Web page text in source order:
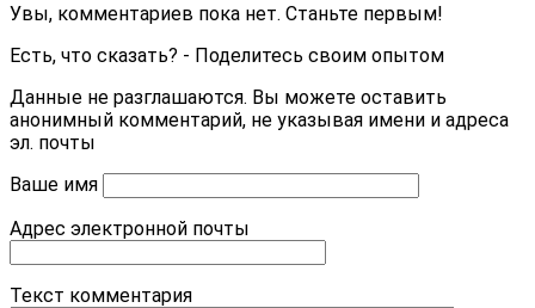
Увы, комментариев пока нет. Станьте первым!
Есть, что сказать? - Поделитесь своим опытом
Данные не разглашаются. Вы можете оставить
анонимный комментарий, не указывая имени и адреса
эл. почты
Ваше имя
Адрес электронной почты
Текст комментария